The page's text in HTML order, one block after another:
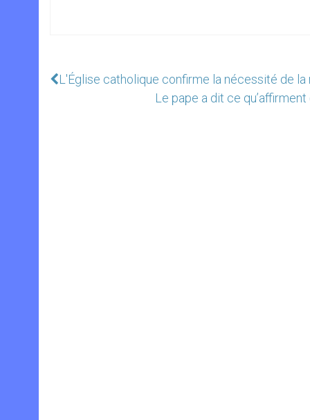
L'Église catholique confirme la nécessité de
Le pape a dit ce